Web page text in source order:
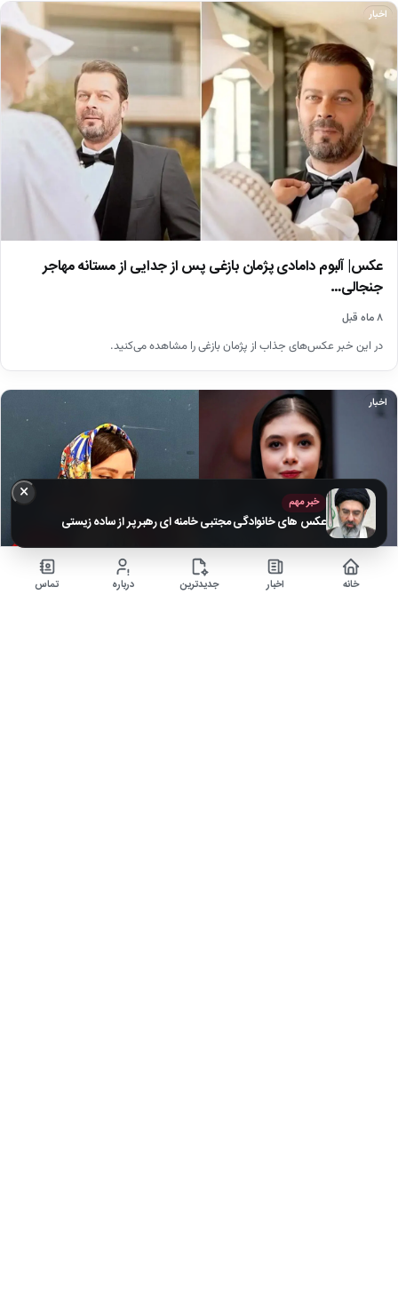
اخبار
عکس| آلبوم دامادی پژمان بازغی پس از جدایی از مستانه مهاجر
جنجالی…
۸ ماه قبل
در این خبر عکس‌های جذاب از پژمان بازغی را مشاهده می‌کنید.
اخبار
× خبر مهم
عکس های خانوادگی مجتبی خامنه ای رهبر پر از ساده زیستی
خانه اخبار جدیدترین درباره تماس